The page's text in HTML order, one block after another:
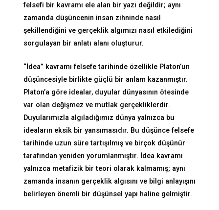
felsefi bir kavramı ele alan bir yazı değildir; aynı
zamanda düşüncenin insan zihninde nasıl
şekillendiğini ve gerçeklik algımızı nasıl etkilediğini
sorgulayan bir anlatı alanı oluşturur.
“İdea” kavramı felsefe tarihinde özellikle Platon’un
düşüncesiyle birlikte güçlü bir anlam kazanmıştır.
Platon’a göre idealar, duyular dünyasının ötesinde
var olan değişmez ve mutlak gerçekliklerdir.
Duyularımızla algıladığımız dünya yalnızca bu
ideaların eksik bir yansımasıdır. Bu düşünce felsefe
tarihinde uzun süre tartışılmış ve birçok düşünür
tarafından yeniden yorumlanmıştır. İdea kavramı
yalnızca metafizik bir teori olarak kalmamış; aynı
zamanda insanın gerçeklik algısını ve bilgi anlayışını
belirleyen önemli bir düşünsel yapı haline gelmiştir.